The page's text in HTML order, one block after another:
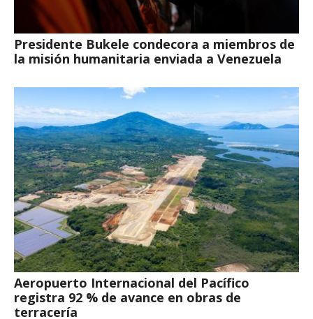
Presidente Bukele condecora a miembros de
la misión humanitaria enviada a Venezuela
Aeropuerto Internacional del Pacífico
registra 92 % de avance en obras de
terracería